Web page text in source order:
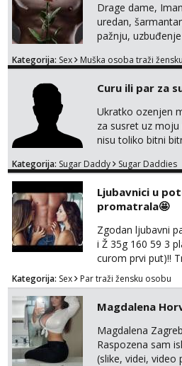
Drage dame,
uredan,
pažnju,
snažnoj
Ako ti nedostaje
muškarac koji će
zadovoljstvu,
oboje t...
Kategorija: Sex Muška osoba traži
Curu ili par za
Ukratko ozenjen
za susret uz moju
nisu toliko bitni
jave na mail .
necete pozalit
Kategorija: Sugar Daddy Sugar Daddies
Ljubavnici u
promatrala🤩
Zgodan ljubavni
i Ž 35g 160 59 3
curom prvi put)!!
curu koja bi nas
žestok odnos.
mora.Bitno da
bez upoznavanja
razmjeniti,ali
goo smo do 15.8
druziti,javi se na
Kategorija: Sex Par traži žensku osobu
Magdalena
Magdalena
Raspozena sam
(slike, videi, video